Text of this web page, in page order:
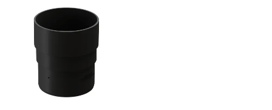
избранное